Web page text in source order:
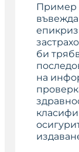
Пример
би
на